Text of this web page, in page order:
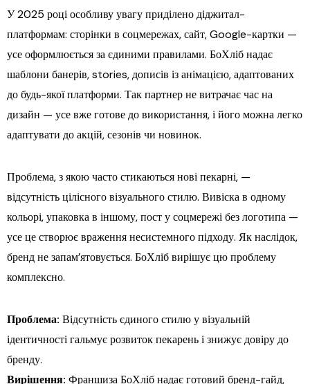
У 2025 році особливу увагу приділено діджитал-
платформам: сторінки в соцмережах, сайт, Google-картки —
усе оформлюється за єдиними правилами. БоХліб надає
шаблони банерів, stories, дописів із анімацією, адаптованих
до будь-якої платформи. Так партнер не витрачає час на
дизайн — усе вже готове до використання, і його можна легко
адаптувати до акцій, сезонів чи новинок.
Проблема, з якою часто стикаються нові пекарні, —
відсутність цілісного візуального стилю. Вивіска в одному
кольорі, упаковка в іншому, пост у соцмережі без логотипа —
усе це створює враження несистемного підходу. Як наслідок,
бренд не запам’ятовується. БоХліб вирішує цю проблему
комплексно.
Проблема: Відсутність єдиного стилю у візуальній
ідентичності гальмує розвиток пекарень і знижує довіру до
бренду.
Вирішення: Франшиза БоХліб надає готовий бренд-гайд,